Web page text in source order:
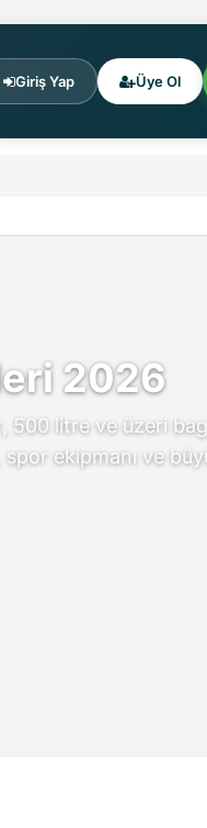
Giriş Yap Üye Ol
2026
litre ve üzeri
ekipmanı ve